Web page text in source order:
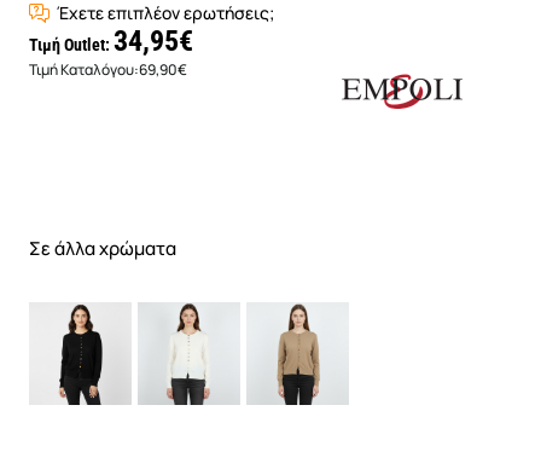
Έχετε επιπλέον ερωτήσεις;
Τιμή Outlet: 34,95€
Τιμή Καταλόγου:69,90€
Σε άλλα χρώματα